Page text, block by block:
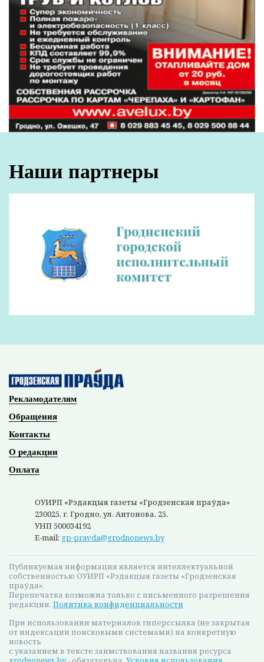
укрепиться до уровня сильно ниже 60 рублей за
доллар, чтобы не навредить экспортерам.
Что же касается перспектив нацио­нальной
валюты, аналитик считает: в нынешнем году
по отношению к доллару можно ожидать
небольшого ослабления — опять же, на этот
шаг финансовые власти могут пойти ради
поддержки наших предприятий, которые
Популярныеновости
Делаем ставки
Ставки по рублевым депозитам сейчас от 5,5
до 13%: выгоднее всего традиционно
политика, главная цель которой — поддержание
устойчиво низких темпов инфляции, в пределах 5%.
Это говорит о том, что существенных изменений в
области процентных ставок по банковским вкладам
ждать не стоит. Естественно, ставки будут
превышать уровень инфляции, то есть оставаться
будет инструмент, который направлен на получение
инструмент. В реальном выражении деньги не
обесцениваются плюс вкладчики получают небольшой
доход.
Валютные вклады по привлекательности
пока уступают рублевым: максимальные
ставки — до 3%. Но есть и более доходные
варианты — например, облигации. Как
корпоративные, так и государственные.
Например, сейчас на рынке предлагаются
ценные бумаги предприятий, по которым —